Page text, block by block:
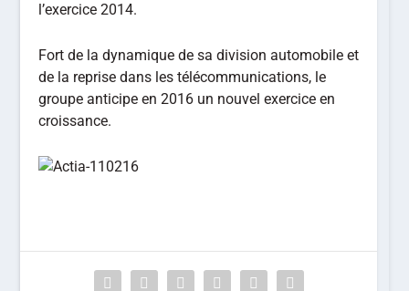
l’exercice 2014.
Fort de la dynamique de sa division automobile et
de la reprise dans les télécommunications, le
groupe anticipe en 2016 un nouvel exercice en
croissance.